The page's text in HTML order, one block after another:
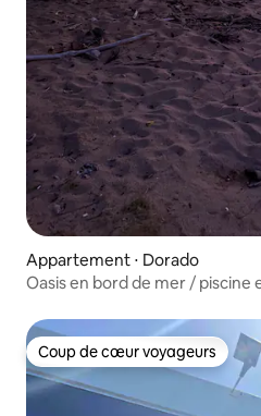
Appartement ⋅ Dorado
Oasis en bord de mer / piscine
Coup de cœur voyageurs
Coup de cœur voyageurs